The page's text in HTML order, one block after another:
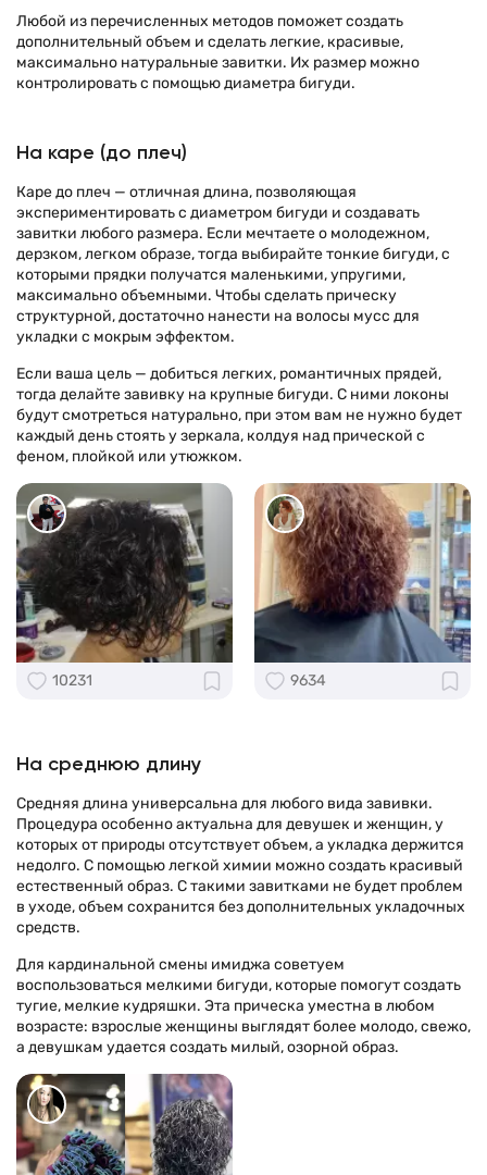
Любой из перечисленных методов поможет создать
дополнительный объем и сделать легкие, красивые,
максимально натуральные завитки. Их размер можно
контролировать с помощью диаметра бигуди.
На каре (до плеч)
Каре до плеч — отличная длина, позволяющая
экспериментировать с диаметром бигуди и создавать
завитки любого размера. Если мечтаете о молодежном,
дерзком, легком образе, тогда выбирайте тонкие бигуди, с
которыми прядки получатся маленькими, упругими,
максимально объемными. Чтобы сделать прическу
структурной, достаточно нанести на волосы мусс для
укладки с мокрым эффектом.
Если ваша цель — добиться легких, романтичных прядей,
тогда делайте завивку на крупные бигуди. С ними локоны
будут смотреться натурально, при этом вам не нужно будет
каждый день стоять у зеркала, колдуя над прической с
феном, плойкой или утюжком.
10231 9634
На среднюю длину
Средняя длина универсальна для любого вида завивки.
Процедура особенно актуальна для девушек и женщин, у
которых от природы отсутствует объем, а укладка держится
недолго. С помощью легкой химии можно создать красивый
естественный образ. С такими завитками не будет проблем
в уходе, объем сохранится без дополнительных укладочных
средств.
Для кардинальной смены имиджа советуем
воспользоваться мелкими бигуди, которые помогут создать
тугие, мелкие кудряшки. Эта прическа уместна в любом
возрасте: взрослые женщины выглядят более молодо, свежо,
а девушкам удается создать милый, озорной образ.